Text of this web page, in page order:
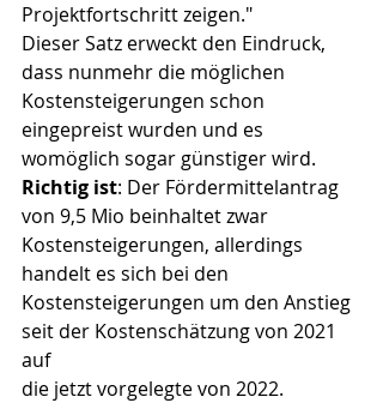
Projektfortschritt zeigen."
Dieser Satz erweckt den Eindruck,
dass nunmehr die möglichen
Kostensteigerungen schon
eingepreist wurden und es
womöglich sogar günstiger wird.
Richtig ist: Der Fördermittelantrag
von 9,5 Mio beinhaltet zwar
Kostensteigerungen, allerdings
handelt es sich bei den
Kostensteigerungen um den Anstieg
seit der Kostenschätzung von 2021
auf
die jetzt vorgelegte von 2022.